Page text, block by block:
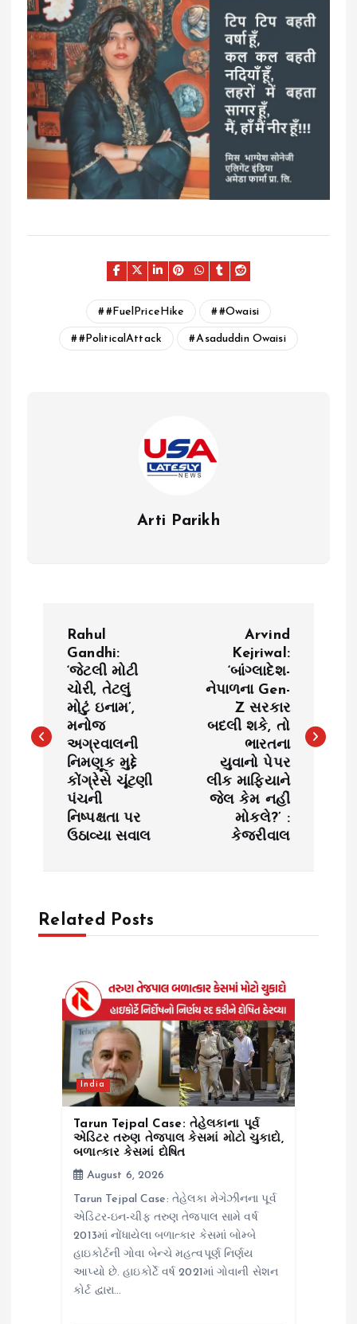
#FuelPriceHike #Owaisi
#PoliticalAttack Asaduddin Owaisi
Arti Parikh
t
g
Rahul
Gandhi:
‘જેટલી મોટી
ચોરી, તેટલું
મોટું ઇનામ’,
મનોજ
અગ્રવાલની
નિમણૂક મુદ્દે
કોંગ્રેસે ચૂંટણી
પંચની
નિષ્પક્ષતા પર
ઉઠાવ્યા સવાલ
Arvind
Kejriwal:
‘બાંગ્લાદેશ-
નેપાળના Gen-
Z સરકાર
બદલી શકે, તો
ભારતના
યુવાનો પેપર
લીક માફિયાને
જેલ કેમ નહીં
મોકલે?’ :
કેજરીવાલ
Related Posts
India
Tarun Tejpal Case: તેહેલકાના પૂર્વ
એડિટર તરુણ તેજપાલ કેસમાં મોટો ચુકાદો,
બળાત્કાર કેસમાં દોષિત
August 6, 2026
Tarun Tejpal Case: તેહેલકા મેગેઝીનના પૂર્વ
એડિટર-ઇન-ચીફ તરુણ તેજપાલ સામે વર્ષ
2013માં નોંધાયેલા બળાત્કાર કેસમાં બોમ્બે
હાઇકોર્ટની ગોવા બેન્ચે મહત્વપૂર્ણ નિર્ણય
આપ્યો છે. હાઇકોર્ટે વર્ષ 2021માં ગોવાની સેશન
કોર્ટ દ્વારા…